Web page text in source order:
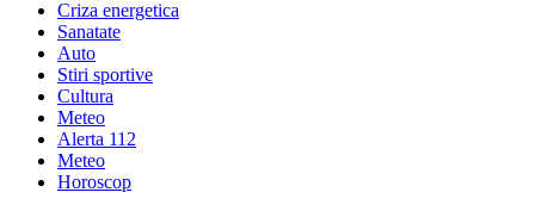
Criza energetica
Sanatate
Auto
Stiri sportive
Cultura
Meteo
Alerta 112
Meteo
Horoscop